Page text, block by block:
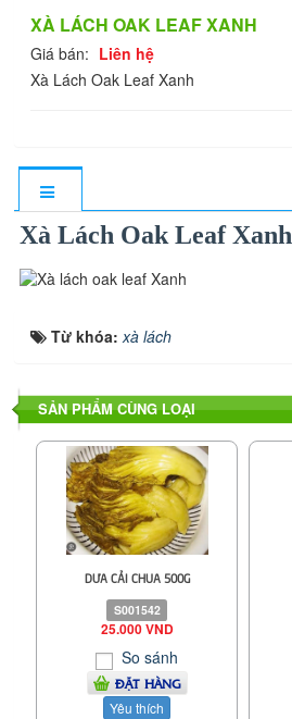
XÀ LÁCH OAK LEAF XANH
Giá bán: Liên hệ
Xà Lách Oak Leaf Xanh
Xà Lách Oak Leaf Xanh
Từ khóa: xà lách
SẢN PHẨM CÙNG LOẠI
DƯA CẢI CHUA 500G
S001542
25.000 VND
So sánh
ĐẶT HÀNG
Yêu thích